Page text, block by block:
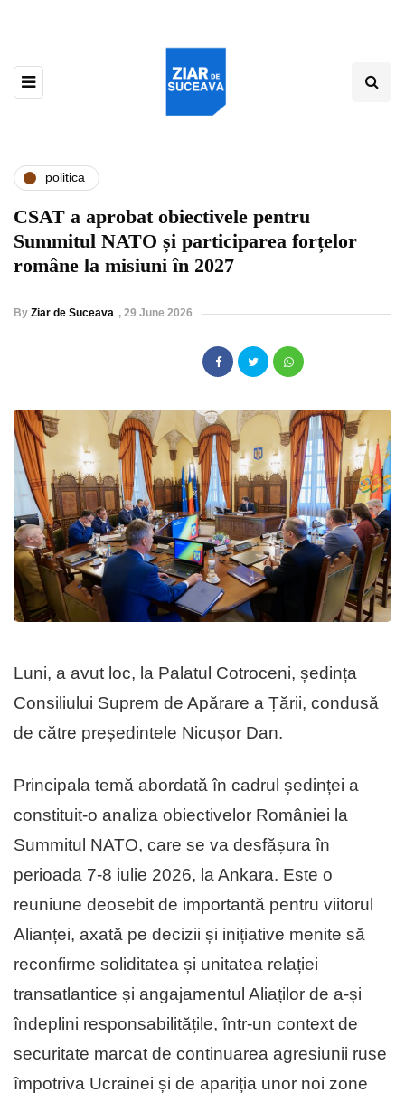
politica
CSAT a aprobat obiectivele pentru
Summitul NATO și participarea forțelor
române la misiuni în 2027
By Ziar de Suceava , 29 June 2026
Luni, a avut loc, la Palatul Cotroceni, ședința
Consiliului Suprem de Apărare a Țării, condusă
de către președintele Nicușor Dan.
Principala temă abordată în cadrul ședinței a
constituit-o analiza obiectivelor României la
Summitul NATO, care se va desfășura în
perioada 7-8 iulie 2026, la Ankara. Este o
reuniune deosebit de importantă pentru viitorul
Alianței, axată pe decizii și inițiative menite să
reconfirme soliditatea și unitatea relației
transatlantice și angajamentul Aliaților de a-și
îndeplini responsabilitățile, într-un context de
securitate marcat de continuarea agresiunii ruse
împotriva Ucrainei și de apariția unor noi zone